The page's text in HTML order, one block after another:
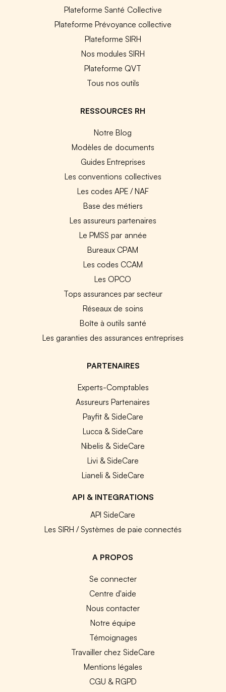
Plateforme Santé Collective
Plateforme Prévoyance collective
Plateforme SIRH
Nos modules SIRH
Plateforme QVT
Tous nos outils
RESSOURCES RH
Notre Blog
Modèles de documents
Guides Entreprises
Les conventions collectives
Les codes APE / NAF
Base des métiers
Les assureurs partenaires
Le PMSS par année
Bureaux CPAM
Les codes CCAM
Les OPCO
Tops assurances par secteur
Réseaux de soins
Boîte à outils santé
Les garanties des assurances entreprises
PARTENAIRES
Experts-Comptables
Assureurs Partenaires
Payfit & SideCare
Lucca & SideCare
Nibelis & SideCare
Livi & SideCare
Lianeli & SideCare
API & INTEGRATIONS
API SideCare
Les SIRH / Systèmes de paie connectés
A PROPOS
Se connecter
Centre d'aide
Nous contacter
Notre équipe
Témoignages
Travailler chez SideCare
Mentions légales
CGU & RGPD